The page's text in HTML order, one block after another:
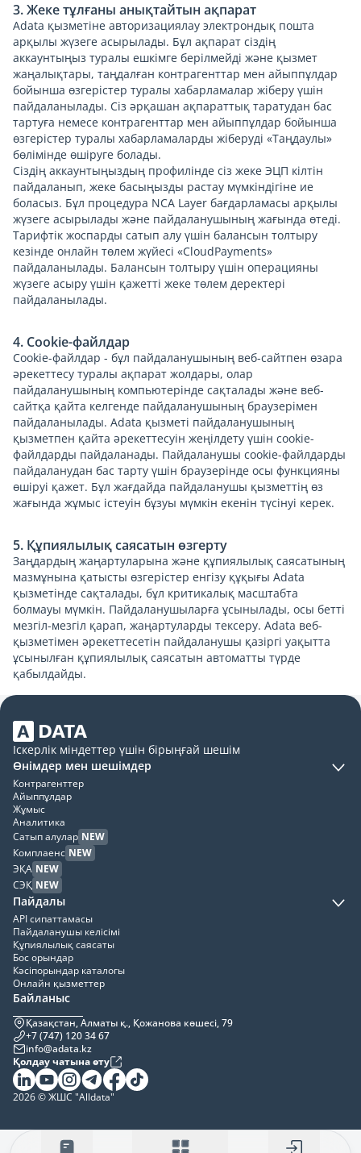
3. Жеке тұлғаны анықтайтын ақпарат
Adata қызметіне авторизациялау электрондық пошта
арқылы жүзеге асырылады. Бұл ақпарат сіздің
аккаунтыңыз туралы ешкімге берілмейді және қызмет
жаңалықтары, таңдалған контрагенттар мен айыппұлдар
бойынша өзгерістер туралы хабарламалар жіберу үшін
пайдаланылады. Сіз әрқашан ақпараттық таратудан бас
тартуға немесе контрагенттар мен айыппұлдар бойынша
өзгерістер туралы хабарламаларды жіберуді «Таңдаулы»
бөлімінде өшіруге болады.
Сіздің аккаунтыңыздың профилінде сіз жеке ЭЦП кілтін
пайдаланып, жеке басыңызды растау мүмкіндігіне ие
боласыз. Бұл процедура NCA Layer бағдарламасы арқылы
жүзеге асырылады және пайдаланушының жағында өтеді.
Тарифтік жоспарды сатып алу үшін балансын толтыру
кезінде онлайн төлем жүйесі «CloudPayments»
пайдаланылады. Балансын толтыру үшін операцияны
жүзеге асыру үшін қажетті жеке төлем деректері
пайдаланылады.
4. Cookie-файлдар
Cookie-файлдар - бұл пайдаланушының веб-сайтпен өзара
әрекеттесу туралы ақпарат жолдары, олар
пайдаланушының компьютерінде сақталады және веб-
сайтқа қайта келгенде пайдаланушының браузерімен
пайдаланылады. Adata қызметі пайдаланушының
қызметпен қайта әрекеттесуін жеңілдету үшін cookie-
файлдарды пайдаланады. Пайдаланушы cookie-файлдарды
пайдаланудан бас тарту үшін браузерінде осы функцияны
өшіруі қажет. Бұл жағдайда пайдаланушы қызметтің өз
жағында жұмыс істеуін бұзуы мүмкін екенін түсінуі керек.
5. Құпиялылық саясатын өзгерту
Заңдардың жаңартуларына және құпиялылық саясатының
мазмұнына қатысты өзгерістер енгізу құқығы Adata
қызметінде сақталады, бұл критикалық масштабта
болмауы мүмкін. Пайдаланушыларға ұсынылады, осы бетті
мезгіл-мезгіл қарап, жаңартуларды тексеру. Adata веб-
қызметімен әрекеттесетін пайдаланушы қазіргі уақытта
ұсынылған құпиялылық саясатын автоматты түрде
қабылдайды.
Іскерлік міндеттер үшін бірыңғай шешім
Өнімдер мен шешімдер
Контрагенттер
Айыппұлдар
Жұмыс
Аналитика
Сатып алулар NEW
Комплаенс NEW
ЭҚА NEW
СЭҚ NEW
Пайдалы
API сипаттамасы
Пайдаланушы келісімі
Құпиялылық саясаты
Бос орындар
Кәсіпорындар каталогы
Онлайн қызметтер
Байланыс
Қазақстан, Алматы қ., Қожанова көшесі, 79
+7 (747) 120 34 67
info@adata.kz
Қолдау чатына өту
2026 © ЖШС "Alldata"